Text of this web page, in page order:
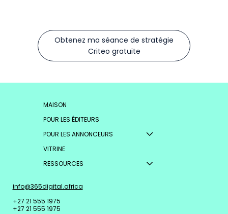
Obtenez ma séance de stratégie
Criteo gratuite
info@365digital.africa
+27 21 555 1975
+27 21 555 1975
MAISON
POUR LES ÉDITEURS
POUR LES ANNONCEURS
VITRINE
RESSOURCES